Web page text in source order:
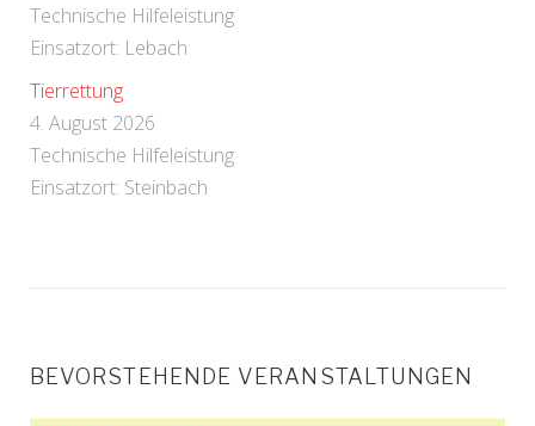
Technische Hilfeleistung
Einsatzort: Lebach
Tierrettung
4. August 2026
Technische Hilfeleistung
Einsatzort: Steinbach
BEVORSTEHENDE VERANSTALTUNGEN